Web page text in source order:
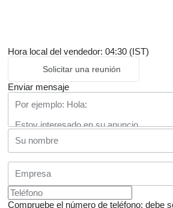
Hora local del vendedor: 04:30 (IST)
Solicitar una reunión
Enviar mensaje
Compruebe el número de teléfono: debe